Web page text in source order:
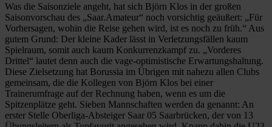
Was die Saisonziele angeht, hat sich Björn Klos in der großen
Saisonvorschau des „Saar.Amateur“ noch vorsichtig geäußert: „Für
Vorhersagen, wohin die Reise gehen wird, ist es noch zu früh.“ Aus
gutem Grund: Der kleine Kader lässt in Verletzungsfällen kaum
Spielraum, somit auch kaum Konkurrenzkampf zu. „Vorderes
Drittel“ lautet denn auch die vage-optimistische Erwartungshaltung.
Diese Zielsetzung hat Borussia im Übrigen mit nahezu allen Clubs
gemeinsam, die die Kollegen von Björn Klos bei einer
Trainerumfrage auf der Rechnung haben, wenn es um die
Spitzenplätze geht. Sieben Mannschaften werden da genannt: An
erster Stelle Oberliga-Absteiger Saar 05 Saarbrücken, der von 13